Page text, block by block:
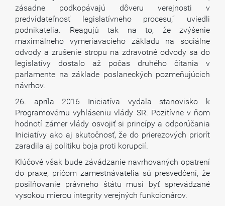
zásadne podkopávajú dôveru verejnosti v
predvídateľnosť legislatívneho procesu,“ uviedli
podnikatelia. Reagujú tak na to, že zvýšenie
maximálneho vymeriavacieho základu na sociálne
odvody a zrušenie stropu na zdravotné odvody sa do
legislatívy dostalo až počas druhého čítania v
parlamente na základe poslaneckých pozmeňujúcich
návrhov.
26. apríla 2016 Iniciatíva vydala stanovisko k
Programovému vyhláseniu vlády SR. Pozitívne v ňom
hodnotí zámer vlády osvojiť si princípy a odporúčania
Iniciatívy ako aj skutočnosť, že do prierezových priorít
zaradila aj politiku boja proti korupcií.
Klúčové však bude závádzanie navrhovaných opatrení
do praxe, pričom zamestnávatelia sú presvedčení, že
posilňovanie právneho štátu musí byť sprevádzané
vysokou mierou integrity verejných funkcionárov.